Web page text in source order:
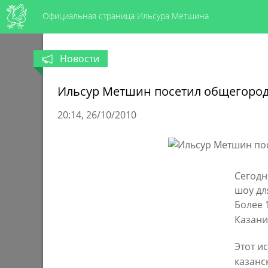
Официальная страница Ильсура Метшина
Новости
Ильсур Метшин посетил
20:14 26/10/2010
шоу
Более
Этот